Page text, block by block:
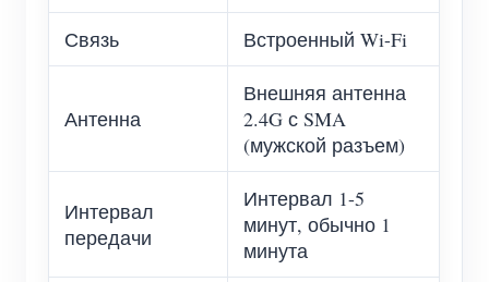
Связь Встроенный Wi-Fi
Антенна
Внешняя антенна
2.4G с SMA
(мужской разъем)
Интервал
передачи
Интервал 1-5
минут, обычно 1
минута